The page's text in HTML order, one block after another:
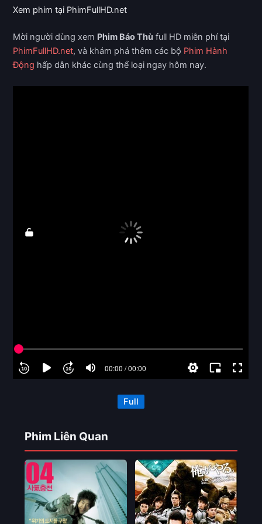
Xem phim tại PhimFullHD.net
Mời người dùng xem Phim Báo Thù full HD miễn phí tại
PhimFullHD.net, và khám phá thêm các bộ Phim Hành
Động hấp dẫn khác cùng thể loại ngay hôm nay.
Full
Phim Liên Quan